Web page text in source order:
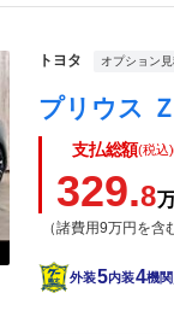
トヨタ オプション見
支払総額(税込
329.8
（諸費用9万円を含
外装5内装4機